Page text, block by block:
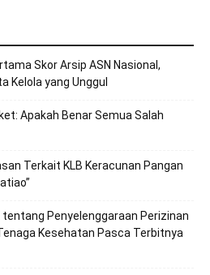
Skor Arsip ASN Nasional,
Kelola yang Unggul
Apakah Benar Semua Salah
Terkait KLB Keracunan Pangan
tentang Penyelenggaraan Perizinan
Kesehatan Pasca Terbitnya